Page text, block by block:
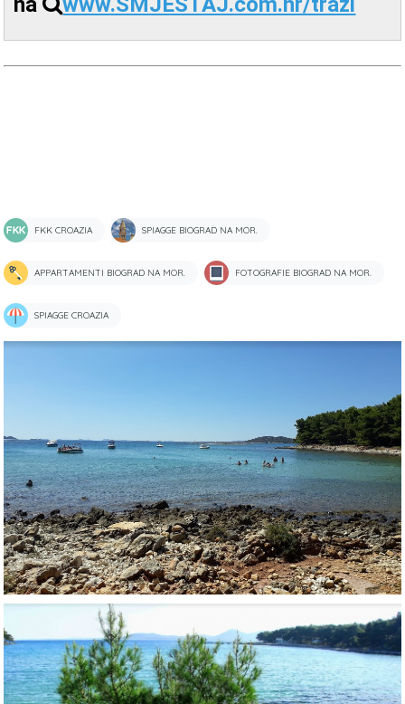
FKK CROAZIA SPIAGGE BIOGRAD NA MOR.
APPARTAMENTI BIOGRAD NA MOR. FOTOGRAFIE BIOGRAD NA MOR.
SPIAGGE CROAZIA